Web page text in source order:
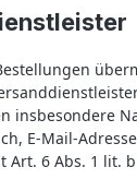
insbesondere
E-Mail-
6 Abs. 1 lit. b